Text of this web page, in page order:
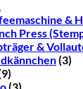
&
Press
&
(3)